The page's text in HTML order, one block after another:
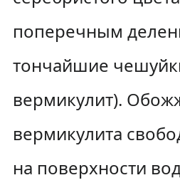
поперечным
тончайшие
вермикулит).
вермикулита
на поверхности